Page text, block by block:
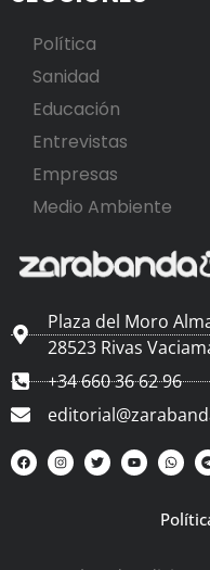
Política
Sanidad
Educación
Entrevistas
Empresas
Medio Ambiente
Plaza del Moro
28523 Rivas
+34 660 36 62 96